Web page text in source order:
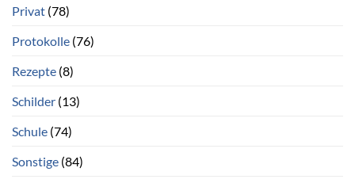
Privat (78)
Protokolle (76)
Rezepte (8)
Schilder (13)
Schule (74)
Sonstige (84)